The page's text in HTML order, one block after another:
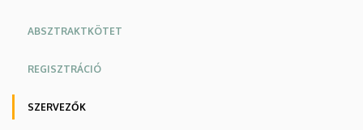
ABSZTRAKTKÖTET
REGISZTRÁCIÓ
SZERVEZŐK